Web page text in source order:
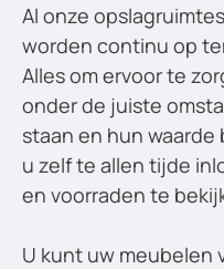
Al onze
worden continu op
Alles om ervoor te
onder de juiste
staan en hun
u zelf te allen tijde
en voorraden te
U kunt uw meubelen